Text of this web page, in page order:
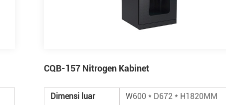
CQB-157 Nitrogen Kabinet
Dimensi luar
W600 * D672 * H1820MM